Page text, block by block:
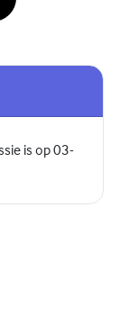
is op 03-